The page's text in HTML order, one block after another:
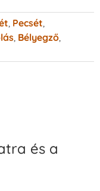
Pecsét
Bélyegző
és a